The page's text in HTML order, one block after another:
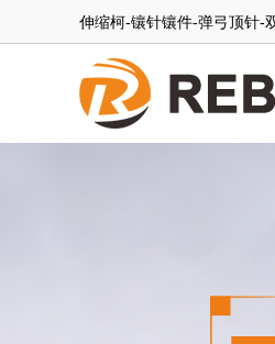
伸缩柯-镶针镶件-弹弓顶针-